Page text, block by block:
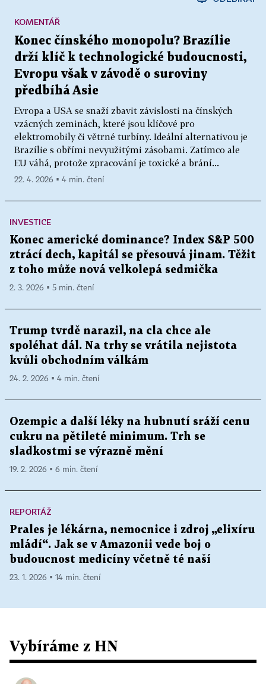
Konec čínského monopolu? Brazílie
drží klíč k technologické budoucnosti,
Evropu však v závodě o suroviny
předbíhá Asie
Evropa a USA se snaží zbavit závislosti na čínských
vzácných zeminách, které jsou klíčové pro
elektromobily či větrné turbíny. Ideální alternativou je
Brazílie s obřími nevyužitými zásobami. Zatímco ale
EU váhá, protože zpracování je toxické a brání...
KOMENTÁŘ
22. 4. 2026 ▪ 4 min. čtení
INVESTICE
Konec americké dominance? Index S&P 500
ztrácí dech, kapitál se přesouvá jinam. Těžit
z toho může nová velkolepá sedmička
2. 3. 2026 ▪ 5 min. čtení
Trump tvrdě narazil, na cla chce ale
spoléhat dál. Na trhy se vrátila nejistota
kvůli obchodním válkám
24. 2. 2026 ▪ 4 min. čtení
Ozempic a další léky na hubnutí sráží cenu
cukru na pětileté minimum. Trh se
sladkostmi se výrazně mění
19. 2. 2026 ▪ 6 min. čtení
REPORTÁŽ
Prales je lékárna, nemocnice i zdroj „elixíru
mládí“. Jak se v Amazonii vede boj o
budoucnost medicíny včetně té naší
23. 1. 2026 ▪ 14 min. čtení
Vybíráme z HN